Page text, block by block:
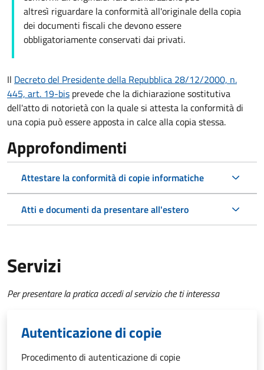
altresì riguardare la conformità all'originale della copia
dei documenti fiscali che devono essere
obbligatoriamente conservati dai privati.
Il Decreto del Presidente della Repubblica 28/12/2000, n.
445, art. 19-bis prevede che la dichiarazione sostitutiva
dell'atto di notorietà con la quale si attesta la conformità di
una copia può essere apposta in calce alla copia stessa.
Approfondimenti
Attestare la conformità di copie informatiche
Atti e documenti da presentare all'estero
Servizi
Per presentare la pratica accedi al servizio che ti interessa
Autenticazione di copie
Procedimento di autenticazione di copie